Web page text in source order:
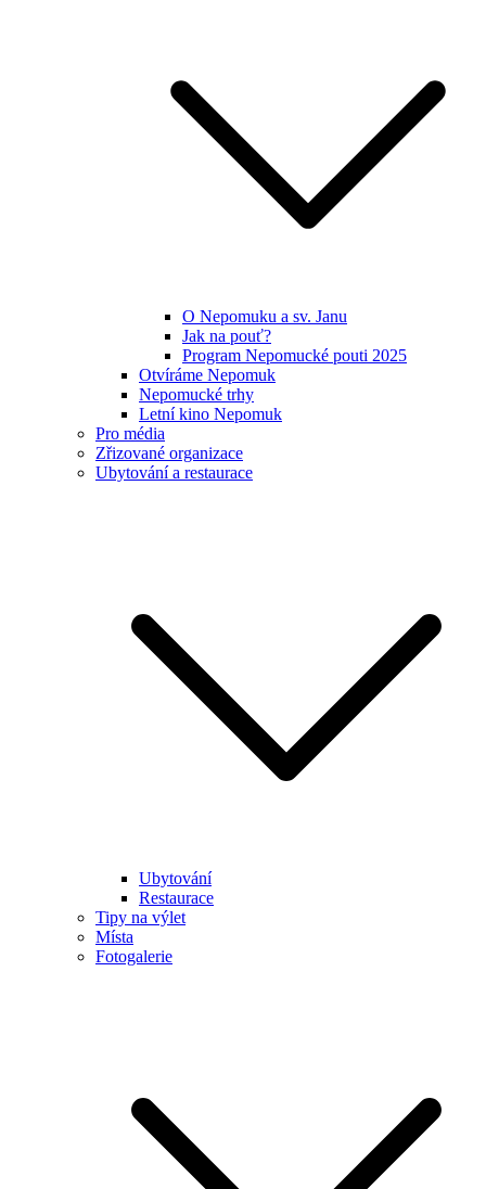
O Nepomuku a sv. Janu
Jak na pouť?
Program Nepomucké pouti 2025
Otvíráme Nepomuk
Nepomucké trhy
Letní kino Nepomuk
Pro média
Zřizované organizace
Ubytování a restaurace
Ubytování
Restaurace
Tipy na výlet
Místa
Fotogalerie